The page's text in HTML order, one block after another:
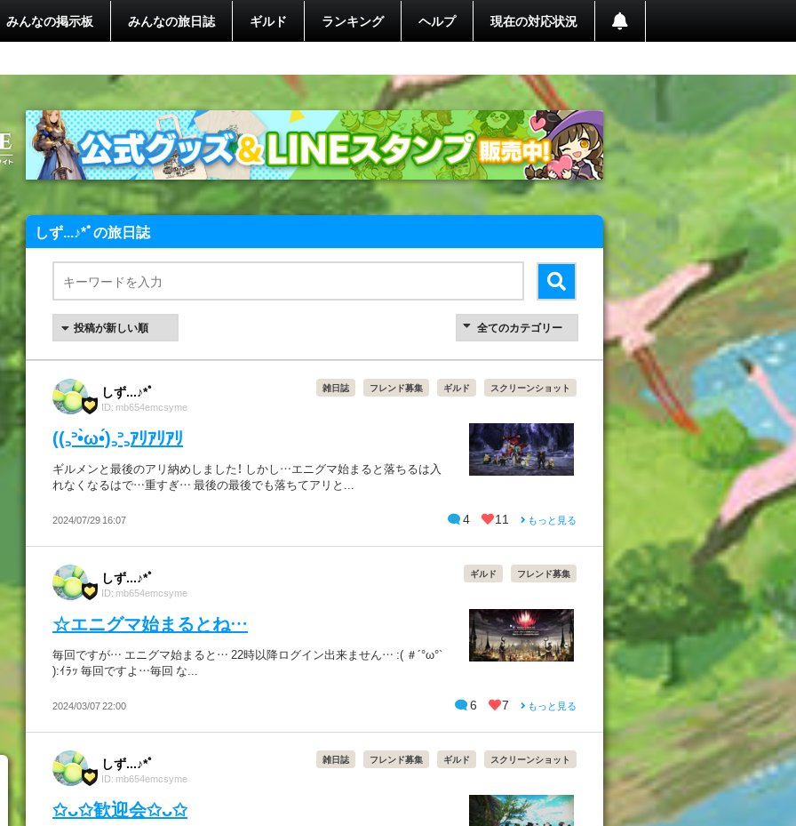
みんなの掲示板 みんなの旅日誌 ギルド ランキング ヘルプ 現在の対応状況
しず...♪*ﾟの旅日誌
しず...♪*ﾟ
ID: mb654emcsyme
雑日誌 フレンド募集 ギルド スクリーンショット
((꜆꜄•̀ω•́)꜆꜄꜆ｱﾘｱﾘｱﾘ
ギルメンと最後のアリ納めしました！ しかし…エニグマ始まると落ちるは入
れなくなるはで…重すぎ… 最後の最後でも落ちてアリと...
2024/07/29 16:07 4 11 もっと見る
しず...♪*ﾟ
ID: mb654emcsyme
ギルド フレンド募集
☆エニグマ始まるとね…
毎回ですが… エニグマ始まると… 22時以降ログイン出来ません… :( ＃´°ω°`
):ｲﾗｯ 毎回ですよ…毎回 な...
2024/03/07 22:00 6 7 もっと見る
しず...♪*ﾟ
ID: mb654emcsyme
雑日誌 フレンド募集 ギルド スクリーンショット
✩ᴗ✩歓迎会✩ᴗ✩